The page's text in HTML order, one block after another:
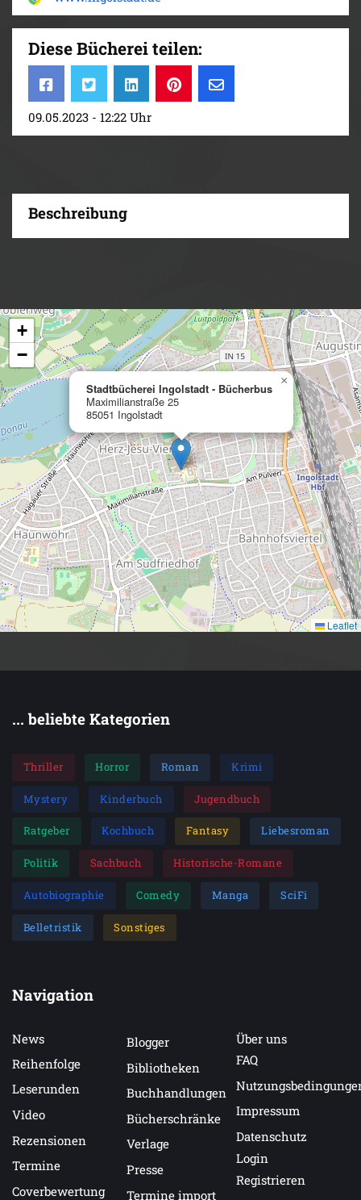
Diese Bücherei teilen:
09.05.2023 - 12:22 Uhr
Beschreibung
Stadtbücherei Ingolstadt - Bücherbus
Maximilianstraße 25
85051 Ingolstadt
×
+
−
Leaflet
... beliebte Kategorien
Thriller Horror Roman Krimi
Mystery Kinderbuch Jugendbuch
Ratgeber Kochbuch Fantasy Liebesroman
Politik Sachbuch Historische-Romane
Autobiographie Comedy Manga SciFi
Belletristik Sonstiges
Navigation
News
Reihenfolge
Leserunden
Video
Rezensionen
Termine
Coverbewertung
Blogger
Bibliotheken
Buchhandlungen
Bücherschränke
Verlage
Presse
Termine import
Über uns
FAQ
Impressum
Datenschutz
Login
Registrieren